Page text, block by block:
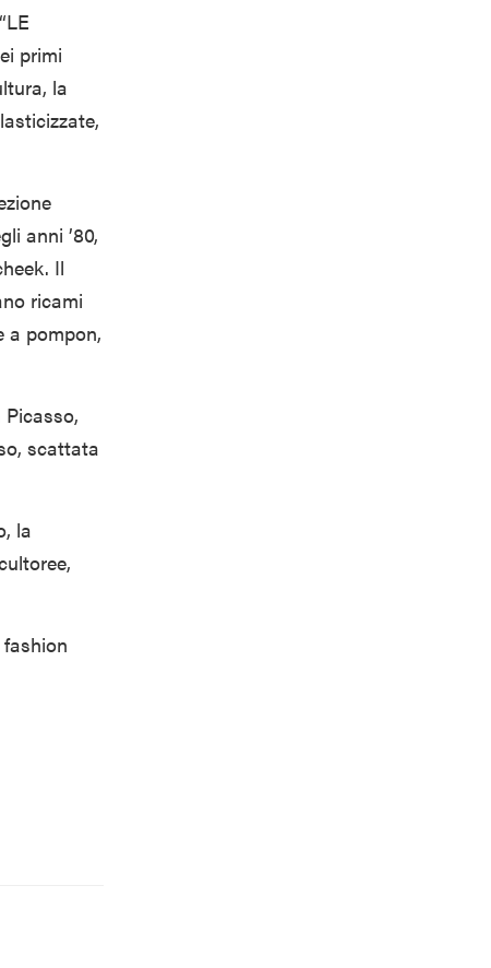
primi
la
anni ’80,
Il
ricami
a pompon,
scattata
la